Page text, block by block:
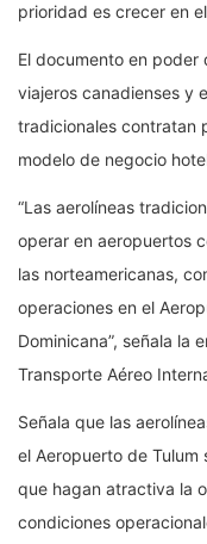
prioridad es crecer en
El documento en poder
viajeros canadienses y
tradicionales contratan
modelo de negocio
“Las aerolíneas
operar en aeropuertos
las norteamericanas,
operaciones en el
Dominicana”, señala la
Transporte Aéreo
Señala que las
el Aeropuerto de
que hagan atractiva la
condiciones